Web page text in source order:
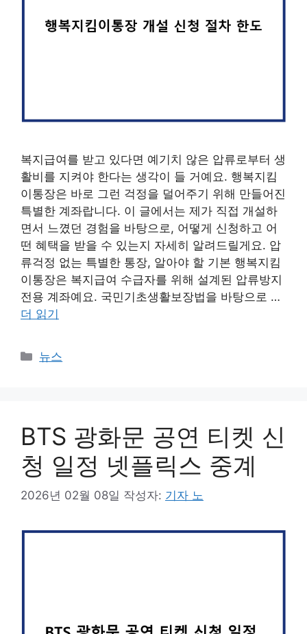
복지급여를 받고 있다면 예기치 않은 압류로부터 생
활비를 지켜야 한다는 생각이 들 거예요. 행복지킴
이통장은 바로 그런 걱정을 덜어주기 위해 만들어진
특별한 계좌랍니다. 이 글에서는 제가 직접 개설하
면서 느꼈던 경험을 바탕으로, 어떻게 신청하고 어
떤 혜택을 받을 수 있는지 자세히 알려드릴게요. 압
류걱정 없는 특별한 통장, 알아야 할 기본 행복지킴
이통장은 복지급여 수급자를 위해 설계된 압류방지
전용 계좌예요. 국민기초생활보장법을 바탕으로 …
더 읽기
카
뉴스
BTS 광화문 공연 티켓 신
청 일정 넷플릭스 중계
2026년 02월 08일 작성자: 기자 노